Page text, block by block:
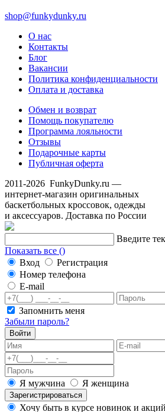
shop@funkydunky.ru
О нас
Контакты
Блог
Вакансии
Политика конфиденциальности
Оплата и доставка
Обмен и возврат
Помощь покупателю
Программа лояльности
Отзывы
Подарочные карты
Публичная оферта
2011-2026 FunkyDunky.ru —
интернет-магазин оригинальных
баскетбольных кроссовок, одежды
и аксессуаров. Доставка по России
Введите
Показать все ()
Вход
Регистрация
Номер телефона
E-mail
Запомнить меня
Забыли пароль?
Войти
Я мужчина Я женщина
Зарегистрироваться
Хочу быть в курсе новинок и акций